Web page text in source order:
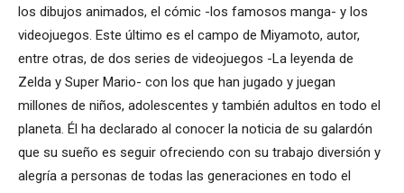
los dibujos animados, el cómic -los famosos manga- y los
videojuegos. Este último es el campo de Miyamoto, autor,
entre otras, de dos series de videojuegos -La leyenda de
Zelda y Super Mario- con los que han jugado y juegan
millones de niños, adolescentes y también adultos en todo el
planeta. Él ha declarado al conocer la noticia de su galardón
que su sueño es seguir ofreciendo con su trabajo diversión y
alegría a personas de todas las generaciones en todo el